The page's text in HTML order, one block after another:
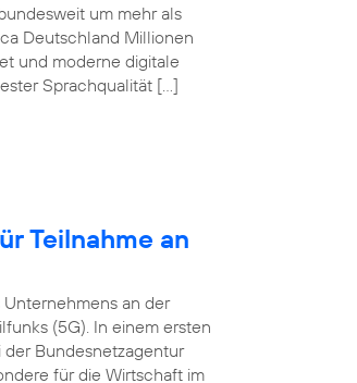
um mehr als
Deutschland Millionen
und moderne digitale
Sprachqualität […]
Teilnahme an
an der
(5G). In einem ersten
Bundesnetzagentur
für die Wirtschaft im